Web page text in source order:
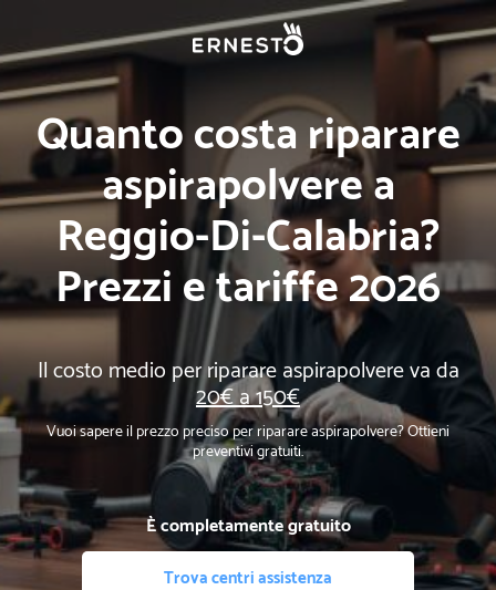
Quanto costa riparare
aspirapolvere a
Reggio-Di-Calabria?
Prezzi e tariffe 2026
Il costo medio per riparare aspirapolvere va da
20€ a 150€
Vuoi sapere il prezzo preciso per riparare aspirapolvere? Ottieni
preventivi gratuiti.
È completamente gratuito
Trova centri assistenza